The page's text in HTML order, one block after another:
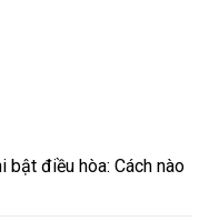
bật điều hòa: Cách nào